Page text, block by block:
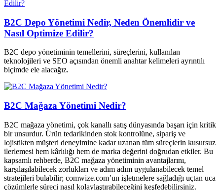
B2C Depo Yönetimi Nedir, Neden Önemlidir ve
Nasıl Optimize Edilir?
B2C depo yönetiminin temellerini, süreçlerini, kullanılan
teknolojileri ve SEO açısından önemli anahtar kelimeleri ayrıntılı
biçimde ele alacağız.
B2C Mağaza Yönetimi Nedir?
B2C mağaza yönetimi, çok kanallı satış dünyasında başarı için kritik
bir unsurdur. Ürün tedarikinden stok kontrolüne, sipariş ve
lojistikten müşteri deneyimine kadar uzanan tüm süreçlerin kusursuz
ilerlemesi hem kârlılığı hem de marka değerini doğrudan etkiler. Bu
kapsamlı rehberde, B2C mağaza yönetiminin avantajlarını,
karşılaşılabilecek zorlukları ve adım adım uygulanabilecek temel
stratejileri bulabilir; comwize.com’un işletmelere sağladığı uçtan uca
çözümlerle süreci nasıl kolaylaştırabileceğini keşfedebilirsiniz.